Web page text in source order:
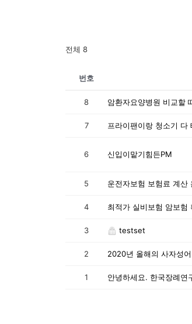
전체 8
번호
8 암환자요양병원 비교할
7 프라이팬이랑 청소기 다
6 신입이맡기힘든PM
5 운전자보험 보험료 계
4 최적가 실비보험 암보험
3 testset
2 2020년 올해의 사자성
1 안녕하세요. 한국장례연